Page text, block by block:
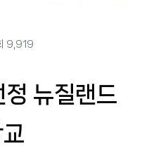
9,919
뉴질랜드